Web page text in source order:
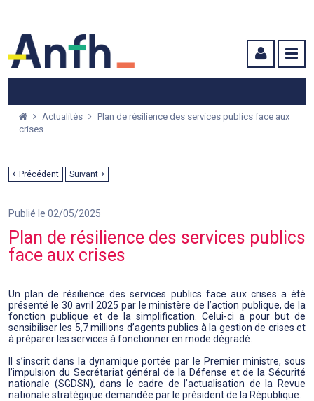
Actualités
Plan de résilience des services publics face aux
crises
Précédent Suivant
Publié le 02/05/2025
Plan de résilience des services publics
face aux crises
Un plan de résilience des services publics face aux crises a été
présenté le 30 avril 2025 par le ministère de l’action publique, de la
fonction publique et de la simplification. Celui-ci a pour but de
sensibiliser les 5,7 millions d’agents publics à la gestion de crises et
à préparer les services à fonctionner en mode dégradé.
Il s’inscrit dans la dynamique portée par le Premier ministre, sous
l’impulsion du Secrétariat général de la Défense et de la Sécurité
nationale (SGDSN), dans le cadre de l’actualisation de la Revue
nationale stratégique demandée par le président de la République.